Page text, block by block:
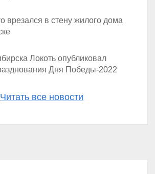
врезался в стену жилого дома
Локоть опубликовал
Дня Победы-2022
Читать все новости